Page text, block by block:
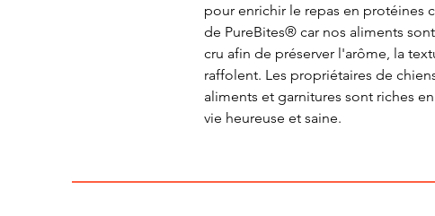
pour enrichir le repas en protéines
de PureBites® car nos aliments
cru afin de préserver l'arôme, la
raffolent. Les propriétaires de
aliments et garnitures sont riches
vie heureuse et saine.